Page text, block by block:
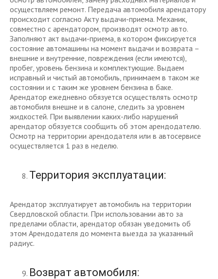
осуществляем ремонт. Передача автомобиля арендатору
происходит согласно Акту выдачи-приема. Механик,
совместно с арендатором, производят осмотр авто.
Заполняют акт выдачи-приема, в котором фиксируется
состояние автомашины на момент выдачи и возврата –
внешние и внутренние, повреждения (если имеются),
пробег, уровень бензина и комплектующие. Выдаем
исправный и чистый автомобиль, принимаем в таком же
состоянии и с таким же уровнем бензина в баке.
Арендатор ежедневно обязуется осуществлять осмотр
автомобиля внешне и в салоне, следить за уровнем
жидкостей. При выявлении каких-либо нарушений
арендатор обязуется сообщить об этом арендодателю.
Осмотр на территории арендодателя или в автосервисе
осуществляется 1 раз в неделю.
Территория эксплуатации:
Арендатор эксплуатирует автомобиль на территории
Свердловской области. При использовании авто за
пределами области, арендатор обязан уведомить об
этом Арендодателя до момента выезда за указанный
радиус.
Возврат автомобиля: